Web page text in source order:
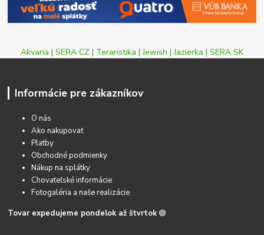
Akvaria | SERA CZ | Teraristika |Jewish |Jazierka | SERA SK
Informácie pre zákazníkov
O nás
Ako nakupovať
Platby
Obchodné podmienky
Nákup na splátky
Chovateľské informácie
Fotogaléria a naše realizácie
Tovar expedujeme pondelok až štvrtok 🟢